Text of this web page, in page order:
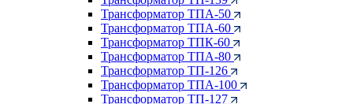
Трансформатор ТПА-50
Трансформатор ТПА-60
Трансформатор ТПК-60
Трансформатор ТПА-80
Трансформатор ТП-126
Трансформатор ТПА-100
Трансформатор ТП-127